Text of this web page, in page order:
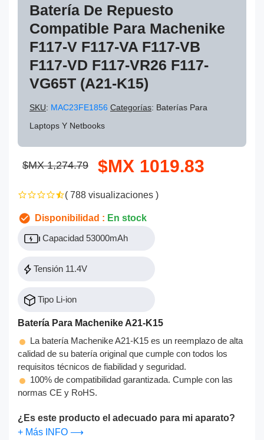
Batería De Repuesto
Compatible Para Machenike
F117-V F117-VA F117-VB
F117-VD F117-VR26 F117-
VG65T (A21-K15)
SKU: MAC23FE1856 Categorías: Baterías Para
Laptops Y Netbooks
$MX 1,274.79 $MX 1019.83
( 788 visualizaciones )
Disponibilidad : En stock
Capacidad 53000mAh
Tensión 11.4V
Tipo Li-ion
Batería Para Machenike A21-K15
La batería Machenike A21-K15 es un reemplazo de alta
calidad de su batería original que cumple con todos los
requisitos técnicos de fiabilidad y seguridad.
100% de compatibilidad garantizada. Cumple con las
normas CE y RoHS.
¿Es este producto el adecuado para mi aparato?
+ Más INFO ⟶